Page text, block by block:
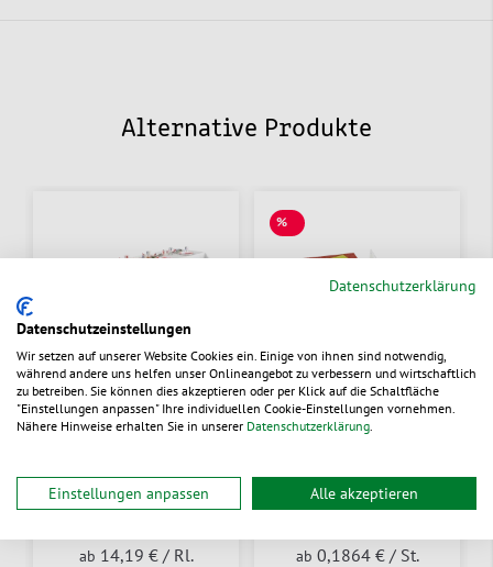
Alternative Produkte
ab 14,19 € / Rl.
%
ab 0,1864 € / St.
Datenschutzerklärung
Datenschutzeinstellungen
Wir setzen auf unserer Website Cookies ein. Einige von ihnen sind notwendig,
während andere uns helfen unser Onlineangebot zu verbessern und wirtschaftlich
zu betreiben. Sie können dies akzeptieren oder per Klick auf die Schaltfläche
"Einstellungen anpassen" Ihre individuellen Cookie-Einstellungen vornehmen.
Nähere Hinweise erhalten Sie in unserer Datenschutzerklärung
Einstellungen anpassen Alle akzeptieren